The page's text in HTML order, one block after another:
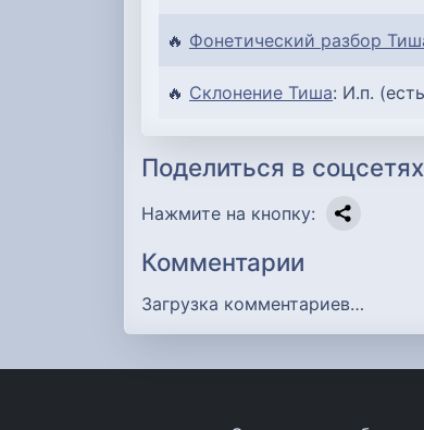
🔥 Фонетический разбор
🔥 Склонение Тиша: И.п.
Поделиться в соцсетях
Нажмите на кнопку:
Комментарии
Загрузка комментариев…